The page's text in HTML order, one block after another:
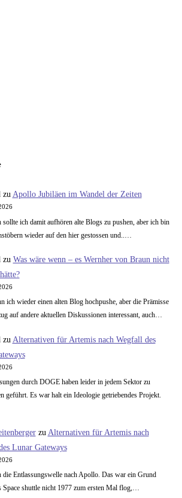
zu Apollo Jubiläen im Wandel der Zeiten
ich damit aufhören alte Blogs zu pushen, aber ich bin
wieder auf den hier gestossen und..…
zu Was wäre wenn – es Wernher von Braun nicht
ich wieder einen alten Blog hochpushe, aber die Prämisse
auf andere aktuellen Diskussionen interessant, auch…
zu Alternativen für Artemis nach Wegfall des
durch DOGE haben leider in jedem Sektor zu
geführt. Es war halt ein Ideologie getriebendes Projekt.
zu Alternativen für Artemis nach
Lunar Gateways
die Entlassungswelle nach Apollo. Das war ein Grund
Space shuttle nicht 1977 zum ersten Mal flog,…